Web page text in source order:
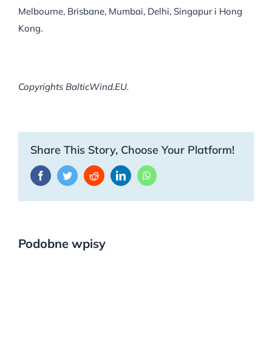
Melbourne, Brisbane, Mumbai, Delhi, Singapur i Hong
Kong.
Copyrights BalticWind.EU.
Share This Story, Choose Your Platform!
FacebookTwitterRedditLinkedInWhatsApp
Podobne wpisy